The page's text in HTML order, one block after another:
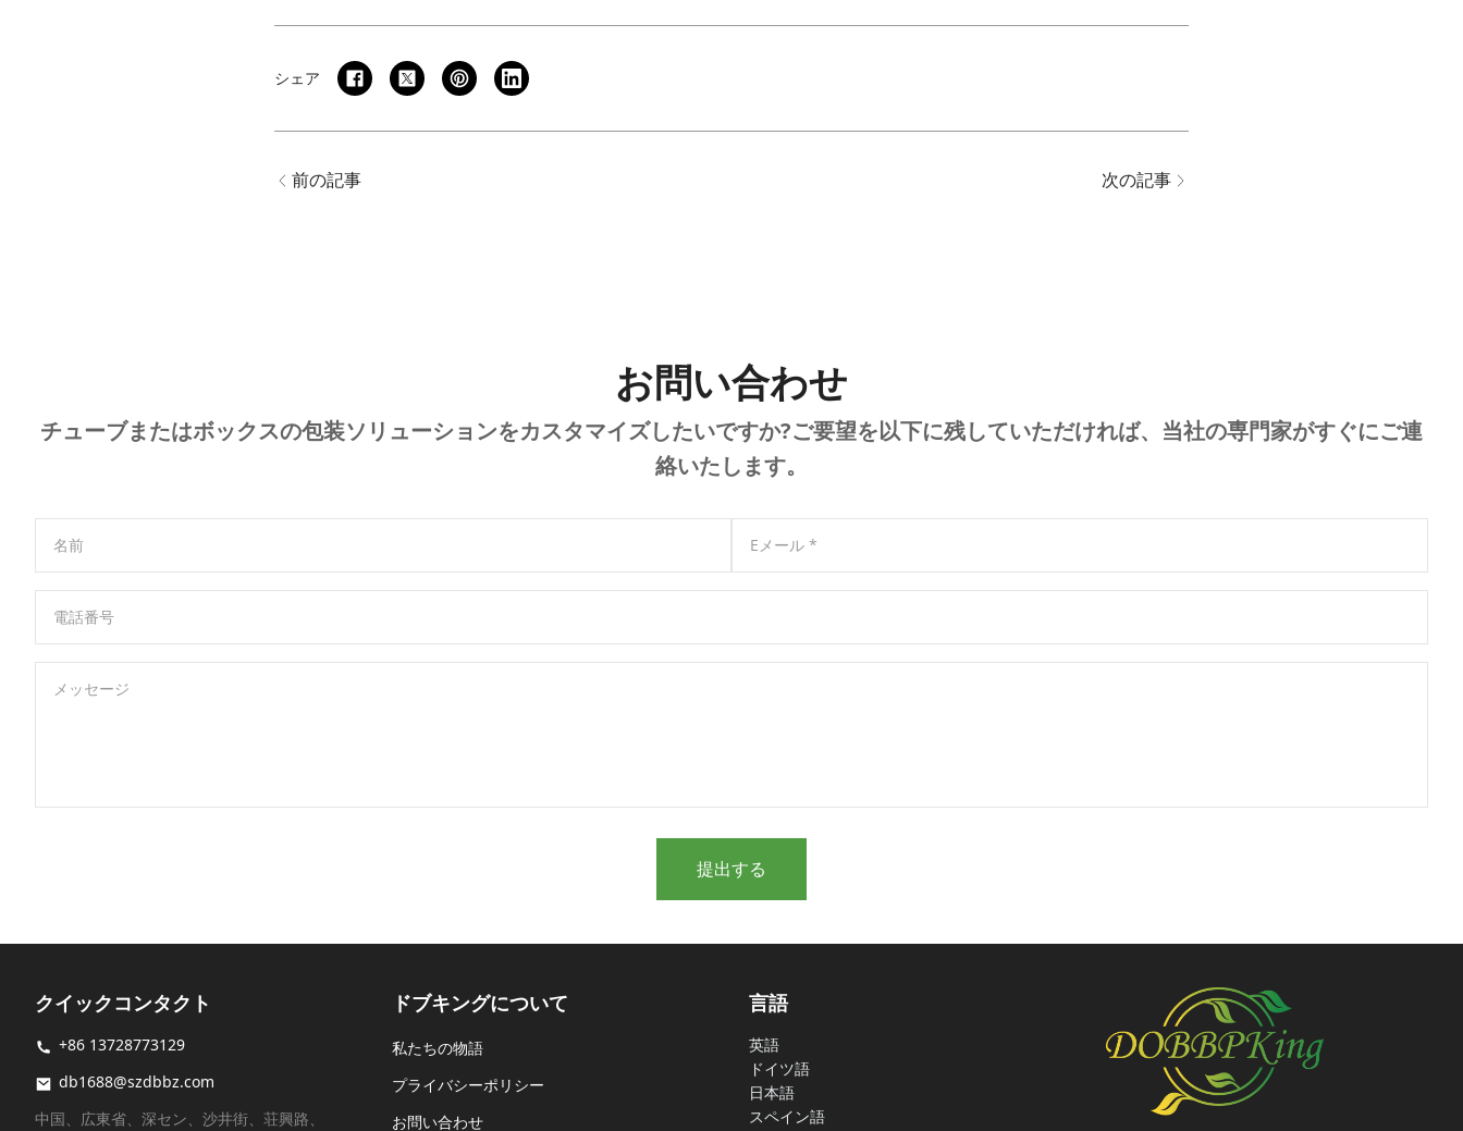
シェア
前の記事 次の記事
お問い合わせ
チューブまたはボックスの包装ソリューションをカスタマイズしたいですか?ご要望を以下に残していただければ、当社の専門家がすぐにご連
絡いたします。
名前 Eメール *
電話番号
メッセージ
提出する
クイックコンタクト
+86 13728773129
db1688@szdbbz.com
中国、広東省、深セン、沙井街、荘興路、
ドブキングについて
私たちの物語
プライバシーポリシー
お問い合わせ
言語
英語
ドイツ語
日本語
スペイン語